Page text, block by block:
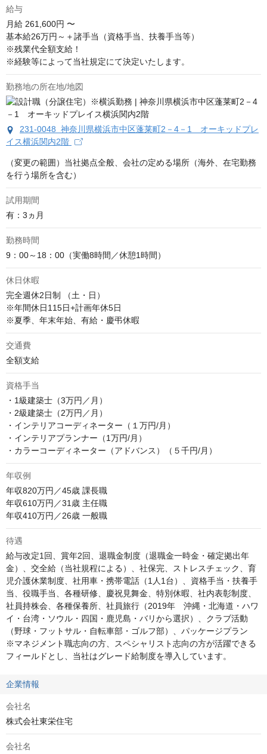
給与
月給 261,600円 〜
基本給26万円～＋諸手当（資格手当、扶養手当等）
※残業代全額支給！
※経験等によって当社規定にて決定いたします。
勤務地の所在地/地図
231-0048 神奈川県横浜市中区蓬莱町2－4－1 オーキッドプレ
イス横浜関内2階
（変更の範囲）当社拠点全般、会社の定める場所（海外、在宅勤務
を行う場所を含む）
試用期間
有：3ヵ月
勤務時間
9：00～18：00（実働8時間／休憩1時間）
休日休暇
完全週休2日制 （土・日）
※年間休日115日+計画年休5日
※夏季、年末年始、有給・慶弔休暇
交通費
全額支給
資格手当
・1級建築士（3万円／月）
・2級建築士（2万円／月）
・インテリアコーディネーター（１万円/月）
・インテリアプランナー（1万円/月）
・カラーコーディネーター（アドバンス）（５千円/月）
年収例
年収820万円／45歳 課長職
年収610万円／31歳 主任職
年収410万円／26歳 一般職
待遇
給与改定1回、賞年2回、退職金制度（退職金一時金・確定拠出年
金）、交全給（当社規程による）、社保完、ストレスチェック、育
児介護休業制度、社用車・携帯電話（1人1台）、資格手当・扶養手
当、役職手当、各種研修、慶祝見舞金、特別休暇、社内表彰制度、
社員持株会、各種保養所、社員旅行（2019年　沖縄・北海道・ハワ
イ・台湾・ソウル・四国・鹿児島・バリから選択）、クラブ活動
（野球・フットサル・自転車部・ゴルフ部）、パッケージプラン
※マネジメント職志向の方、スペシャリスト志向の方が活躍できる
フィールドとし、当社はグレード給制度を導入しています。
企業情報
会社名
株式会社東栄住宅
会社名